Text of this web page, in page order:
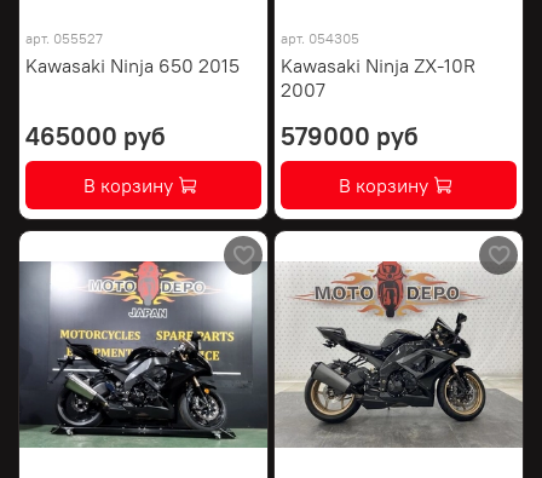
арт. 055527
Kawasaki Ninja 650 2015
465000 руб
В корзину
арт. 054305
Kawasaki Ninja ZX-10R
2007
579000 руб
В корзину